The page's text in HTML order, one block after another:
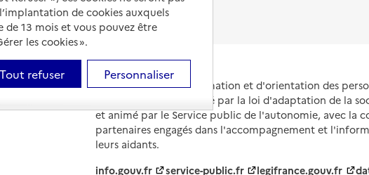
Portail national d'information et d'orientation des
et de leurs proches, créé par la loi d'adaptation de la
et animé par le Service public de l'autonomie, avec la
partenaires engagés dans l'accompagnement et
leurs aidants.
info.gouv.fr
service-public.fr legifrance.gouv.fr
de cookies auxquels
13 mois et vous pouvez être
les cookies ».
Tout refuser Personnaliser